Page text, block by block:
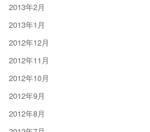
2013年2月
2013年1月
2012年12月
2012年11月
2012年10月
2012年9月
2012年8月